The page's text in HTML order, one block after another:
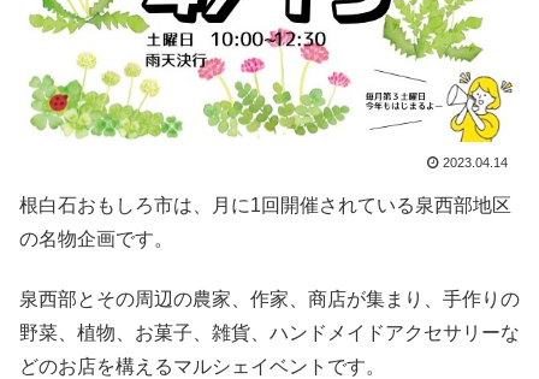
2023.04.14
根白石おもしろ市は、月に1回開催されている泉西部地区
の名物企画です。
泉西部とその周辺の農家、作家、商店が集まり、手作りの
野菜、植物、お菓子、雑貨、ハンドメイドアクセサリーな
どのお店を構えるマルシェイベントです。